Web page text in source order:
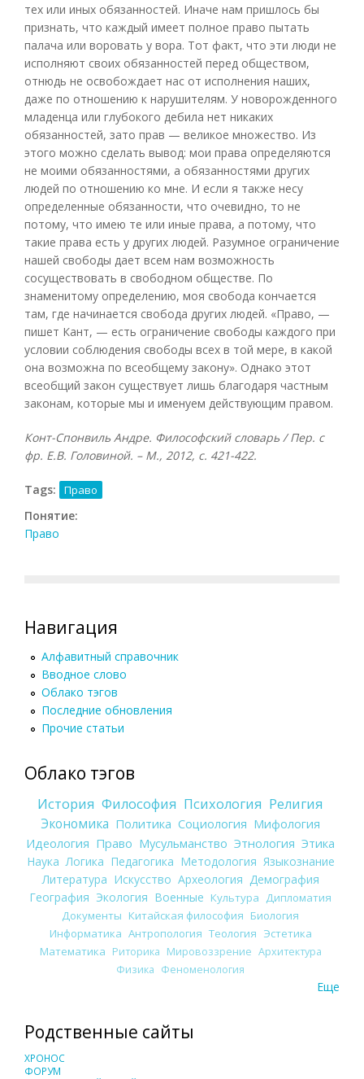
тех или иных обязанностей. Иначе нам пришлось бы
признать, что каждый имеет полное право пытать
палача или воровать у вора. Тот факт, что эти люди не
исполняют своих обязанностей перед обществом,
отнюдь не освобождает нас от исполнения наших,
даже по отношению к нарушителям. У новорожденного
младенца или глубокого дебила нет никаких
обязанностей, зато прав — великое множество. Из
этого можно сделать вывод: мои права определяются
не моими обязанностями, а обязанностями других
людей по отношению ко мне. И если я также несу
определенные обязанности, что очевидно, то не
потому, что имею те или иные права, а потому, что
такие права есть у других людей. Разумное ограничение
нашей свободы дает всем нам возможность
сосуществовать в свободном обществе. По
знаменитому определению, моя свобода кончается
там, где начинается свобода других людей. «Право, —
пишет Кант, — есть ограничение свободы каждого при
условии соблюдения свободы всех в той мере, в какой
она возможна по всеобщему закону». Однако этот
всеобщий закон существует лишь благодаря частным
законам, которые мы и именуем действующим правом.
Конт-Спонвиль Андре. Философский словарь / Пер. с
фр. Е.В. Головиной. – М., 2012, с. 421-422.
Tags: Право
Понятие:
Право
Навигация
Алфавитный справочник
Вводное слово
Облако тэгов
Последние обновления
Прочие статьи
Облако тэгов
История Философия Психология Религия
Экономика Политика Социология Мифология
Идеология Право Мусульманство Этнология Этика
Наука Логика Педагогика Методология Языкознание
Литература Искусство Археология Демография
География Экология Военные Культура
Дипломатия
Документы Китайская философия Биология
Информатика Антропология Теология Эстетика
Математика Риторика Мировоззрение Архитектура
Физика Феноменология
Еще
Родственные сайты
ХРОНОС
ФОРУМ